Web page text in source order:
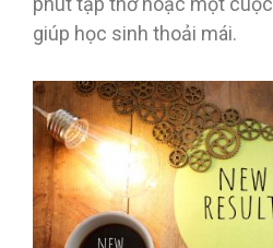
giúp học sinh thoải mái.